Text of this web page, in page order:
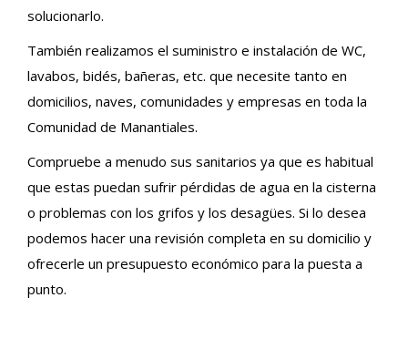
solucionarlo.
También realizamos el suministro e instalación de WC,
lavabos, bidés, bañeras, etc. que necesite tanto en
domicilios, naves, comunidades y empresas en toda la
Comunidad de Manantiales.
Compruebe a menudo sus sanitarios ya que es habitual
que estas puedan sufrir pérdidas de agua en la cisterna
o problemas con los grifos y los desagües. Si lo desea
podemos hacer una revisión completa en su domicilio y
ofrecerle un presupuesto económico para la puesta a
punto.